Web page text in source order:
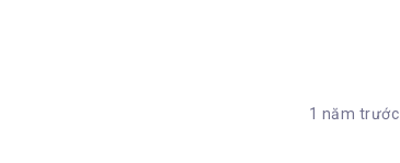
1 năm trước